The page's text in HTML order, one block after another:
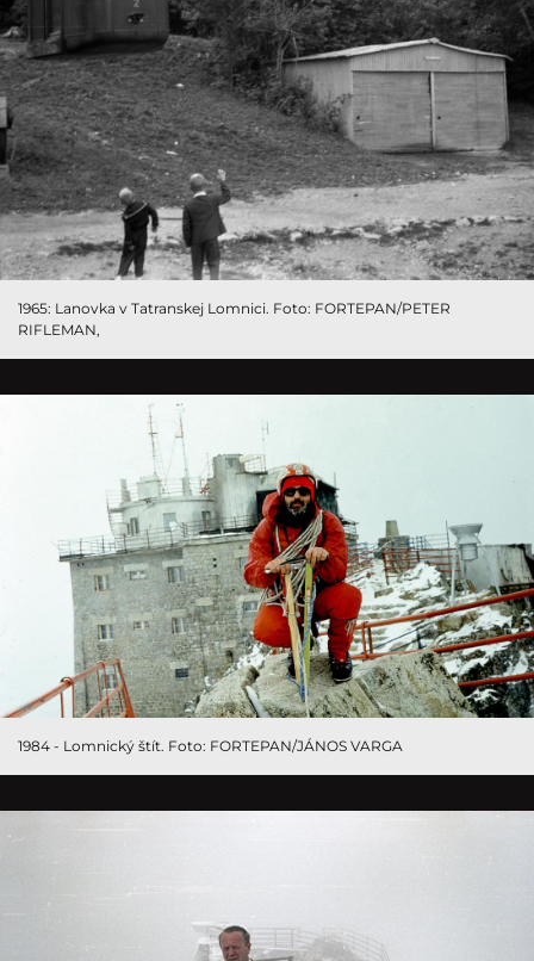
1965: Lanovka v Tatranskej Lomnici. Foto: FORTEPAN/PETER
RIFLEMAN,
1984 - Lomnický štít. Foto: FORTEPAN/JÁNOS VARGA